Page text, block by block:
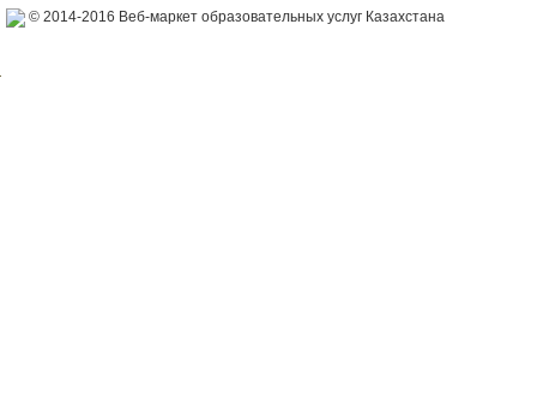
© 2014-2016 Веб-маркет образовательных услуг Казахстана